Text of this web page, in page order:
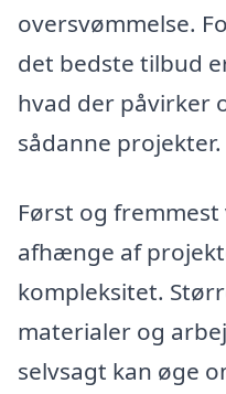
oversvømmelse.
det bedste tilbud
hvad der påvirker
sådanne projekter.
Først og
afhænge af
kompleksitet.
materialer og
selvsagt kan øge